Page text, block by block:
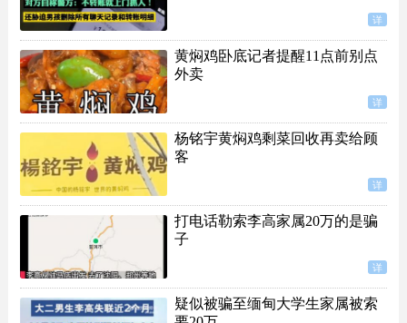
详
黄焖鸡卧底记者提醒11点前别点
外卖
详
杨铭宇黄焖鸡剩菜回收再卖给顾
客
详
打电话勒索李高家属20万的是骗
子
详
疑似被骗至缅甸大学生家属被索